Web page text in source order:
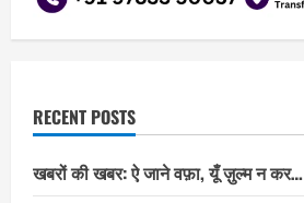
RECENT POSTS
खबरों की खबर: ऐ जाने वफ़ा, यूँ ज़ुल्म न कर…